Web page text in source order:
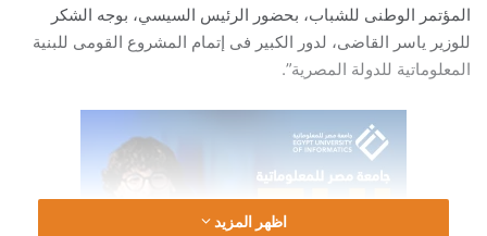
المؤتمر الوطنى للشباب، بحضور الرئيس السيسي، بوجه الشكر
للوزير ياسر القاضى، لدور الكبير فى إتمام المشروع القومى للبنية
المعلوماتية للدولة المصرية”.
اظهر المزيد